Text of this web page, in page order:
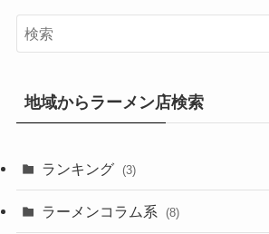
地域からラーメン店検索
ランキング (3)
ラーメンコラム系 (8)